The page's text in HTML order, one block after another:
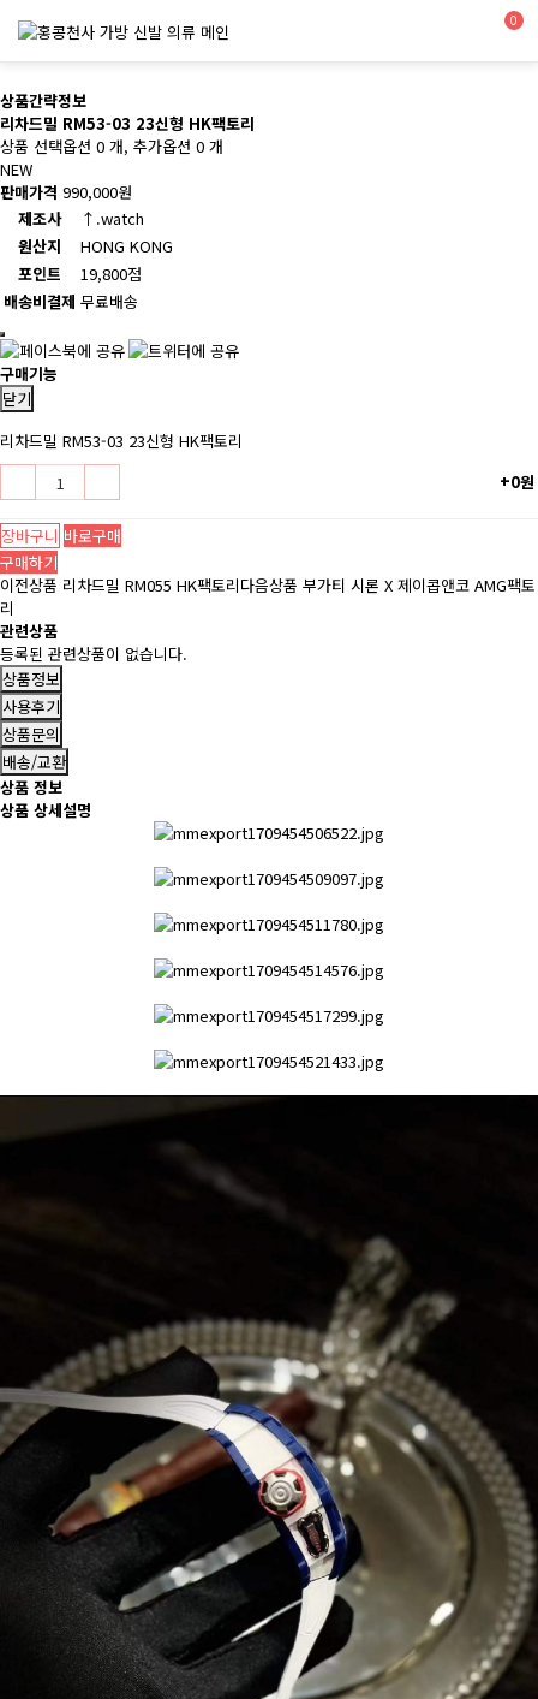
0
상품간략정보
리차드밀 RM53-03 23신형 HK팩토리
상품 선택옵션 0 개, 추가옵션 0 개
NEW
판매가격 990,000원
제조사
↑.watch
원산지
HONG KONG
포인트
19,800점
배송비결제 무료배송
구매기능
닫기
리차드밀 RM53-03 23신형 HK팩토리
+0원
장바구니 바로구매
구매하기
이전상품 리차드밀 RM055 HK팩토리다음상품 부가티 시론 X 제이콥앤코 AMG팩토
리
관련상품
등록된 관련상품이 없습니다.
상품정보
사용후기
상품문의
배송/교환
상품 정보
상품 상세설명